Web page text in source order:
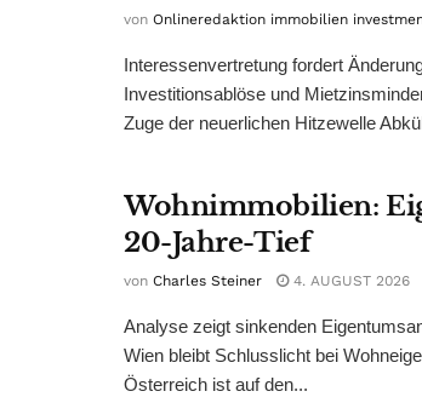
von Onlineredaktion immobilien
Interessenvertretung fordert
Investitionsablöse und
Zuge der neuerlichen Hitzewelle
Wohnimmobilien:
20-Jahre-Tief
von Charles Steiner 4. AUGUST 2026
Analyse zeigt sinkenden
Wien bleibt Schlusslicht bei
Österreich ist auf den...